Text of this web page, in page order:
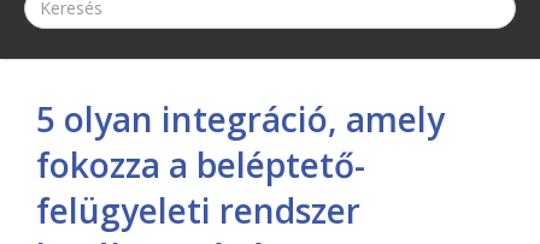
5 olyan integráció, amely
fokozza a beléptető-
felügyeleti rendszer